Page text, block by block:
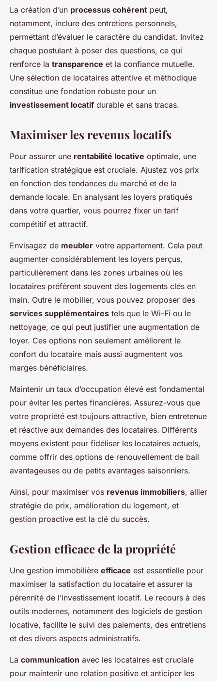
La création d’un processus cohérent peut,
notamment, inclure des entretiens personnels,
permettant d’évaluer le caractère du candidat. Invitez
chaque postulant à poser des questions, ce qui
renforce la transparence et la confiance mutuelle.
Une sélection de locataires attentive et méthodique
constitue une fondation robuste pour un
investissement locatif durable et sans tracas.
Maximiser les revenus locatifs
Pour assurer une rentabilité locative optimale, une
tarification stratégique est cruciale. Ajustez vos prix
en fonction des tendances du marché et de la
demande locale. En analysant les loyers pratiqués
dans votre quartier, vous pourrez fixer un tarif
compétitif et attractif.
Envisagez de meubler votre appartement. Cela peut
augmenter considérablement les loyers perçus,
particulièrement dans les zones urbaines où les
locataires préfèrent souvent des logements clés en
main. Outre le mobilier, vous pouvez proposer des
services supplémentaires tels que le Wi-Fi ou le
nettoyage, ce qui peut justifier une augmentation de
loyer. Ces options non seulement améliorent le
confort du locataire mais aussi augmentent vos
marges bénéficiaires.
Maintenir un taux d’occupation élevé est fondamental
pour éviter les pertes financières. Assurez-vous que
votre propriété est toujours attractive, bien entretenue
et réactive aux demandes des locataires. Différents
moyens existent pour fidéliser les locataires actuels,
comme offrir des options de renouvellement de bail
avantageuses ou de petits avantages saisonniers.
Ainsi, pour maximiser vos revenus immobiliers, allier
stratégie de prix, amélioration du logement, et
gestion proactive est la clé du succès.
Gestion efficace de la propriété
Une gestion immobilière efficace est essentielle pour
maximiser la satisfaction du locataire et assurer la
pérennité de l’investissement locatif. Le recours à des
outils modernes, notamment des logiciels de gestion
locative, facilite le suivi des paiements, des entretiens
et des divers aspects administratifs.
La communication avec les locataires est cruciale
pour maintenir une relation positive et anticiper les